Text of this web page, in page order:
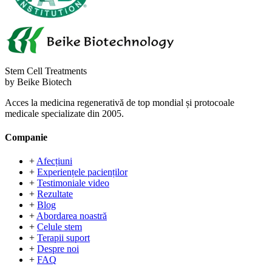
Stem Cell Treatments
by Beike Biotech
Acces la medicina regenerativă de top mondial și protocoale
medicale specializate din 2005.
Companie
+Afecțiuni
+ Experiențele pacienților
+ Testimoniale video
+ Rezultate
+ Blog
+Abordarea noastră
+ Celule stem
+ Terapii suport
+ Despre noi
+ FAQ